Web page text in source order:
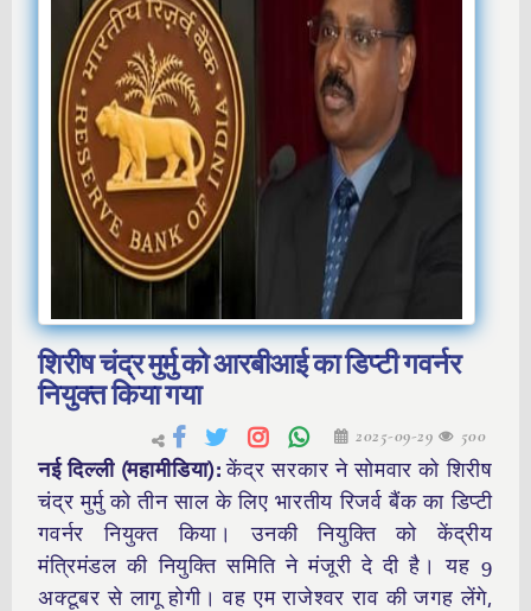
शिरीष चंद्र मुर्मु को आरबीआई का डिप्टी गवर्नर
नियुक्त किया गया
2025-09-29 500
नई दिल्ली (महामीडिया): केंद्र सरकार ने सोमवार को शिरीष
चंद्र मुर्मु को तीन साल के लिए भारतीय रिजर्व बैंक का डिप्टी
गवर्नर नियुक्त किया। उनकी नियुक्ति को केंद्रीय
मंत्रिमंडल की नियुक्ति समिति ने मंजूरी दे दी है। यह 9
अक्टूबर से लागू होगी। वह एम राजेश्वर राव की जगह लेंगे,